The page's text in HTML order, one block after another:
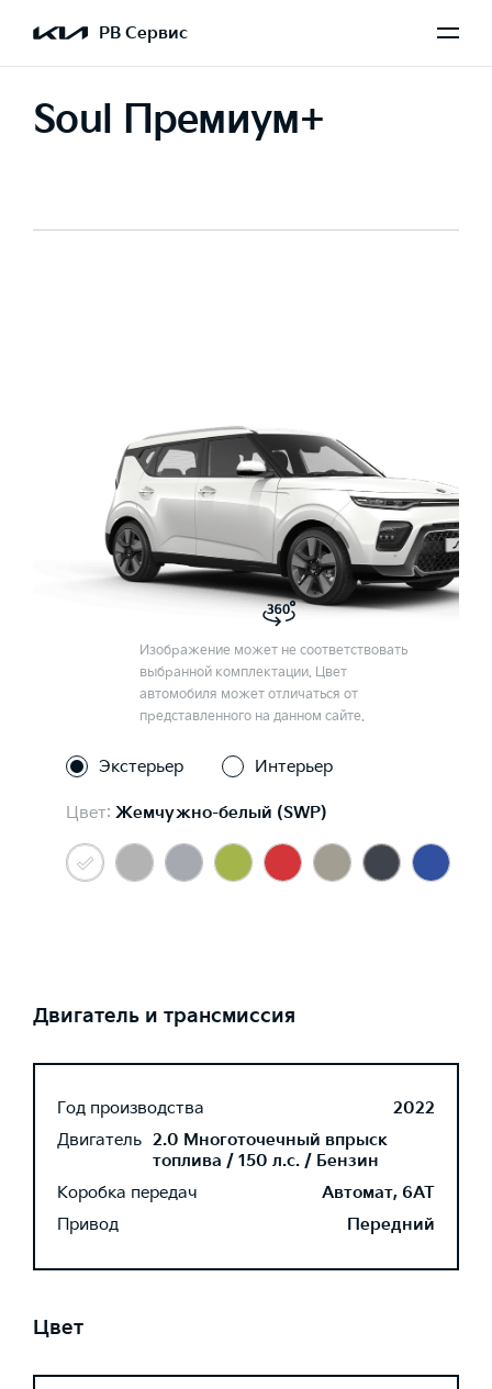
РВ Сервис
Soul Премиум+
Изображение может не соответствовать
выбранной комплектации. Цвет
автомобиля может отличаться от
представленного на данном сайте.
Экстерьер Интерьер
Цвет: Жемчужно-белый (SWP)
Двигатель и трансмиссия
Год производства
2022
Двигатель 2.0 Многоточечный впрыск
топлива / 150 л.с. / Бензин
Коробка передач
Автомат, 6AT
Привод
Передний
Цвет